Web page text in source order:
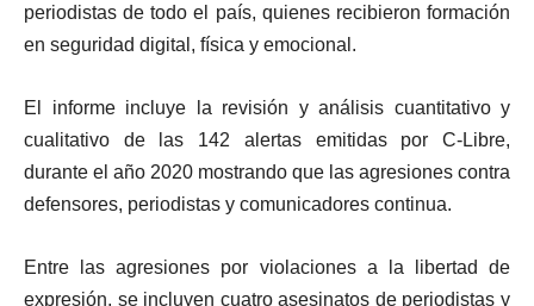
periodistas de todo el país, quienes recibieron formación
en seguridad digital, física y emocional.
El informe incluye la revisión y análisis cuantitativo y
cualitativo de las 142 alertas emitidas por C-Libre,
durante el año 2020 mostrando que las agresiones contra
defensores, periodistas y comunicadores continua.
Entre las agresiones por violaciones a la libertad de
expresión, se incluyen cuatro asesinatos de periodistas y